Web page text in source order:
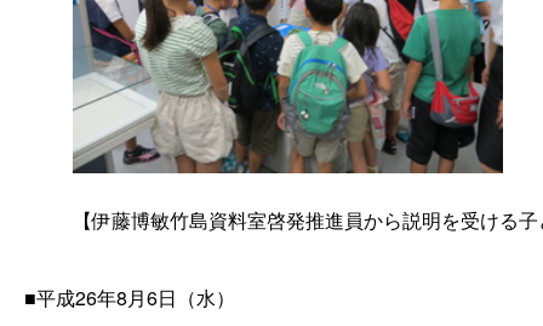
【伊藤博敏竹島資料室啓発推進員から説明を受ける
■平成26年8月6日（水）